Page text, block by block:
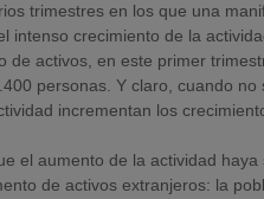
trimestres en los que una
intenso crecimiento de la
de activos, en este primer
personas. Y claro, cuando no
incrementan los
el aumento de la actividad haya
de activos extranjeros: la